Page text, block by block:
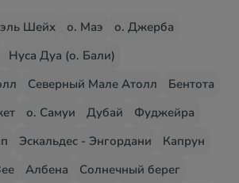
Шейх о. Маэ
о. Джерба
Нуса Дуа (о. Бали)
Северный Мале Атолл
Бентота
о. Самуи Дубай
Фуджейра
Эскальдес - Энгордани
Капрун
Албена
Солнечный берег